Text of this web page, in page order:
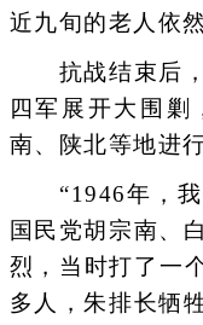
近九旬的老人依
抗战结束后，
四军展开大围剿
南、陕北等地进
“1946年，我
国民党胡宗南、
烈，当时打了一
多人，朱排长牺